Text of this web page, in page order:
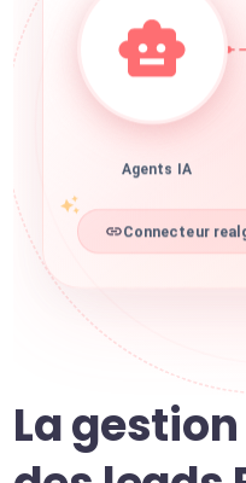
Agents IA
Connecteur
La